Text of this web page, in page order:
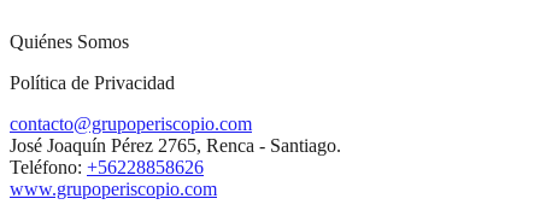
Quiénes Somos
Política de Privacidad
contacto@grupoperiscopio.com
José Joaquín Pérez 2765, Renca - Santiago.
Teléfono: +56228858626
www.grupoperiscopio.com